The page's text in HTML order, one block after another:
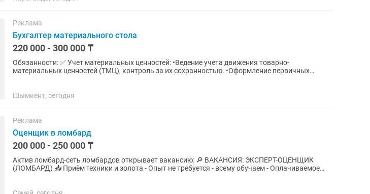
Реклама
Бухгалтер материального стола
220 000 - 300 000 ₸
Обязанности: ✅ Учет материальных ценностей: •Ведение учета движения товарно-
материальных ценностей (ТМЦ), контроль за их сохранностью. •Оформление первичных
Шымкент, сегодня
Реклама
Оценщик в ломбард
200 000 - 250 000 ₸
Актив ломбард-сеть ломбардов открывает вакансию: 🔎 ВАКАНСИЯ: ЭКСПЕРТ-ОЦЕНЩИК
(ЛОМБАРД) 📥 Приём техники и золота - Опыт не требуется - всему обучаем - Оплачиваемое